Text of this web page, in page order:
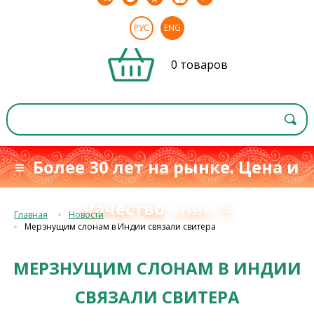
РУС ENG
0 товаров
≡ Более 30 лет на рынке. Цена и
качество
с 1993 г. ≡
Главная
Новости
Мерзнущим слонам в Индии связали свитера
МЕРЗНУЩИМ СЛОНАМ В ИНДИИ
СВЯЗАЛИ СВИТЕРА